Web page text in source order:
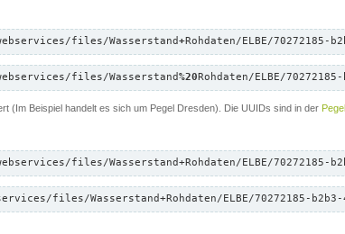
files/Wasserstand+Rohdaten/ELBE/70272185-
files/Wasserstand%20Rohdaten/ELBE/
(Im Beispiel handelt es sich um Pegel Dresden). Die UUIDs sind in der
files/Wasserstand+Rohdaten/ELBE/70272185-
files/Wasserstand+Rohdaten/ELBE/70272185-b2b3-